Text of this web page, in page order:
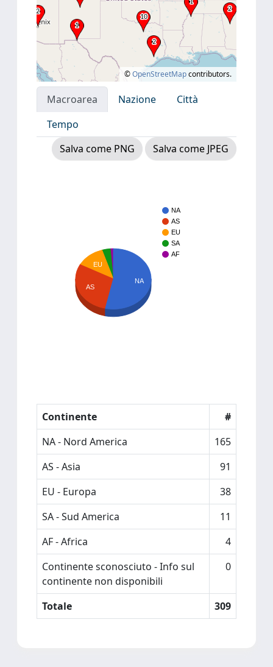
©OpenStreetMapcontributors.
Macroarea Nazione
Città
Tempo
Salva come PNG
Salva come JPEG
NA
AS
EU
SA
AF
EU
AS
NA
Continente
#
NA - Nord America
165
AS - Asia
91
EU - Europa
38
SA - Sud America
11
AF - Africa
4
Continente sconosciuto - Info sul
continente non disponibili
0
Totale 309